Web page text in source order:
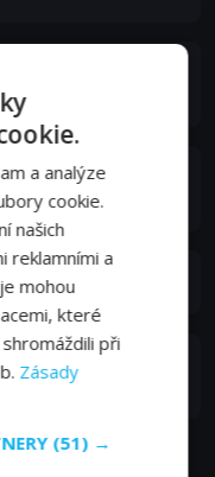
a analýze
cookie.
našich
reklamními a
mohou
které
při
Zásady
(51) →